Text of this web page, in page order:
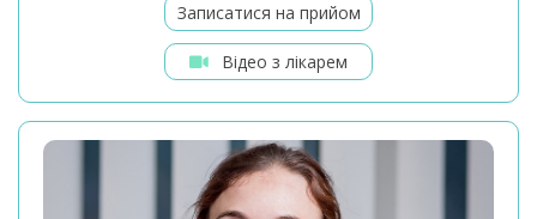
Записатися на прийом
Відео з лікарем